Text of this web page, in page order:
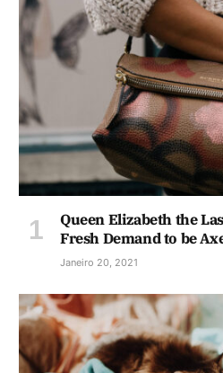
Queen Elizabeth the
Fresh Demand to be
Janeiro 20, 2021